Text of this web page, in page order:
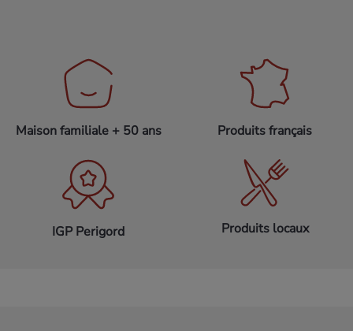
Maison familiale + 50 ans Produits français
IGP Perigord Produits locaux